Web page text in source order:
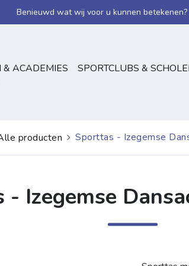
Benieuwd wat wij voor u kunnen betekenen?
& ACADEMIES
SPORTCLUBS &
producten Sporttas - Izegemse
- Izegemse